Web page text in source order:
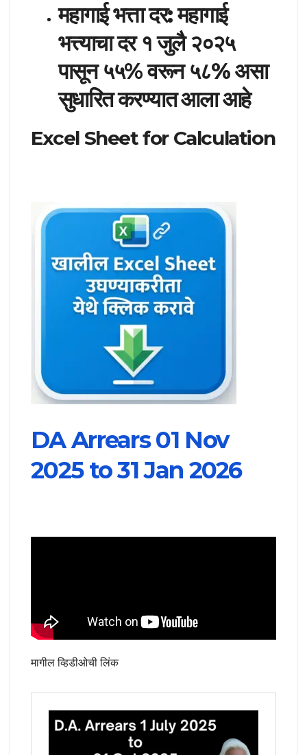
महागाई भत्ता दर:महागाई
भत्त्याचा दर १ जुलै २०२५
पासून ५५% वरून५८%असा
सुधारित करण्यात आला आहे
Excel Sheet for Calculation
DA Arrears 01 Nov
2025 to 31 Jan 2026
मागील व्हिडीओची लिंक